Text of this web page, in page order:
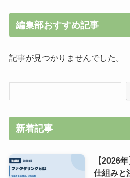
編集部おすすめ記事
記事が見つかりませんでした。
新着記事
【2026
仕組みと